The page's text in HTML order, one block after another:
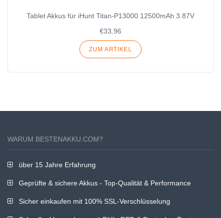
Tablet Akkus für iHunt Titan-P13000 12500mAh 3.87V
€33.96
ZUM ARTIKEL
WARUM BESTENAKKU.COM?
über 15 Jahre Erfahrung
Geprüfte & sichere Akkus - Top-Qualität & Performance
Sicher einkaufen mit 100% SSL-Verschlüsselung